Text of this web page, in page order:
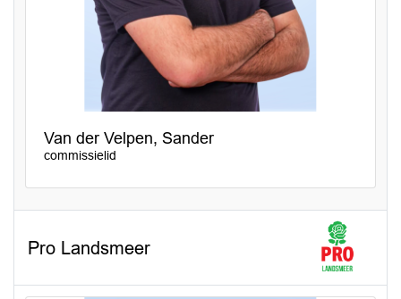
Van der Velpen, Sander
commissielid
Pro Landsmeer